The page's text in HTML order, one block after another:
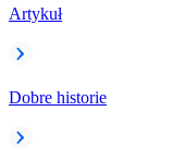
Artykuł
Dobre historie